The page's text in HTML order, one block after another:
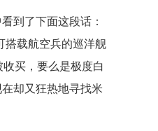
到了下面这段话：
搭载航空兵的巡洋舰
买，要么是极度白
却又狂热地寻找米